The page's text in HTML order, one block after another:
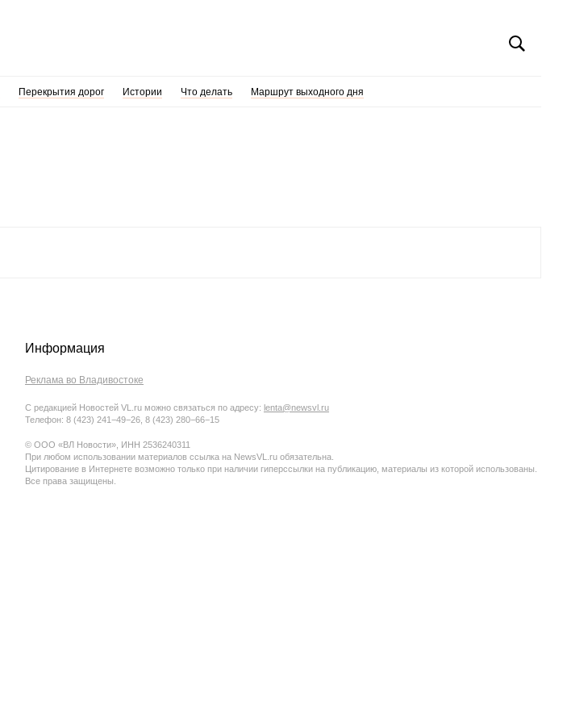
Перекрытия дорог Истории Что делать Маршрут выходного дня
Информация
Реклама во Владивостоке
С редакцией Новостей VL.ru можно связаться по адресу: lenta@newsvl.ru
Телефон: 8 (423) 241−49−26, 8 (423) 280−66−15
© ООО «ВЛ Новости», ИНН 2536240311
При любом использовании материалов ссылка на NewsVL.ru обязательна.
Цитирование в Интернете возможно только при наличии гиперссылки на публикацию, материалы из которой использованы.
Все права защищены.